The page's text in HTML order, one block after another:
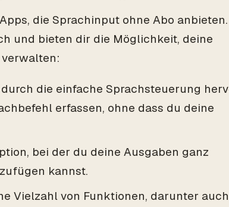
die Sprachinput ohne Abo anbieten.
und bieten dir die Möglichkeit, deine
die einfache Sprachsteuerung
erfassen, ohne dass du deine
bei der du deine Ausgaben ganz
kannst.
Vielzahl von Funktionen, darunter